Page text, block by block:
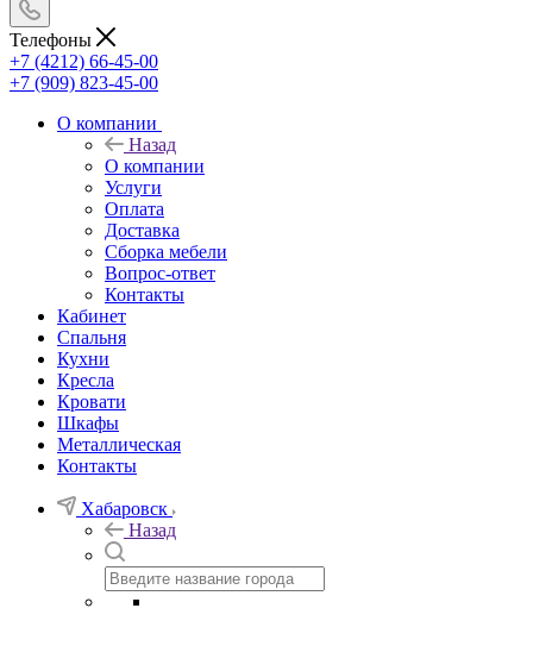
Телефоны
+7 (4212) 66-45-00
+7 (909) 823-45-00
О компании
Назад
О компании
Услуги
Оплата
Доставка
Сборка мебели
Вопрос-ответ
Контакты
Кабинет
Спальня
Кухни
Кресла
Кровати
Шкафы
Металлическая
Контакты
Хабаровск
Назад